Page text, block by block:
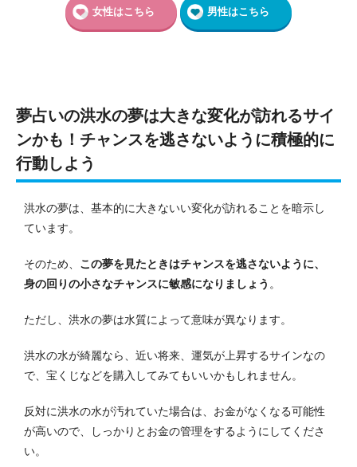
女性はこちら 男性はこちら
夢占いの洪水の夢は大きな変化が訪れるサイ
ンかも！チャンスを逃さないように積極的に
行動しよう
洪水の夢は、基本的に大きないい変化が訪れることを暗示し
ています。
そのため、 この夢を見たときはチャンスを逃さないように、
身の回りの小さなチャンスに敏感になりましょう 。
ただし、洪水の夢は水質によって意味が異なります。
洪水の水が綺麗なら、近い将来、運気が上昇するサインなの
で、宝くじなどを購入してみてもいいかもしれません。
反対に洪水の水が汚れていた場合は、お金がなくなる可能性
が高いので、しっかりとお金の管理をするようにしてくださ
い。